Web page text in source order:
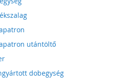
utántöltő
dobegység